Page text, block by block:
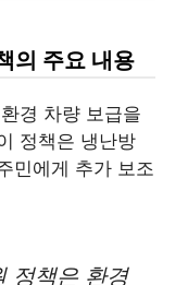
의 주요 내용
경 차량 보급을
정책은 냉난방
민에게 추가 보조
정책은 환경